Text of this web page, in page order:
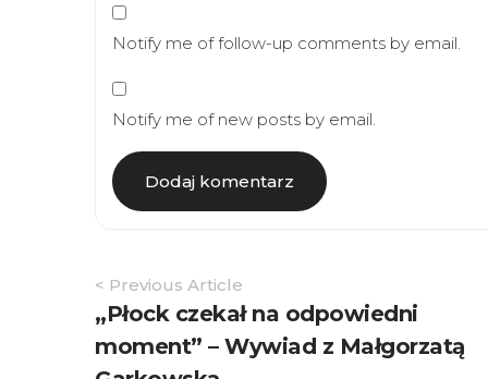
Notify me of follow-up comments by email.
Notify me of new posts by email.
Article
Navigation
< Previous Article
„Płock czekał na odpowiedni
moment” – Wywiad z Małgorzatą